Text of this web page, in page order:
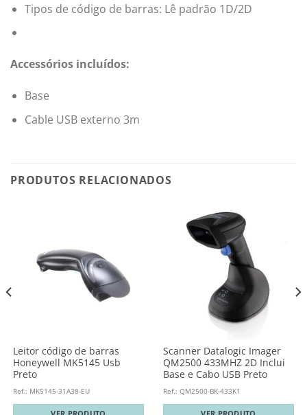
Tipos de código de barras: Lê padrão 1D/2D
Accessórios incluídos:
Base
Cable USB externo 3m
PRODUTOS RELACIONADOS
Leitor código de barras
Honeywell MK5145 Usb
Preto
Ref.: MK5145-31A38-EU
Scanner Datalogic Imager
QM2500 433MHZ 2D Inclui
Base e Cabo USB Preto
Ref.: QM2500-BK-433K1